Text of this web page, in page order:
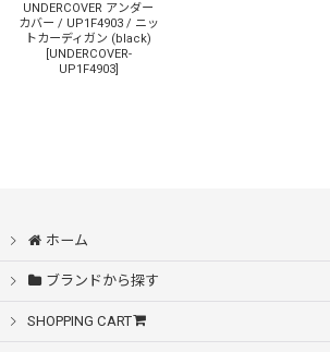
UNDERCOVER アンダー
カバー / UP1F4903 / ニッ
トカーディガン (black)
[UNDERCOVER-
UP1F4903]
ホーム
ブランドから探す
SHOPPING CART